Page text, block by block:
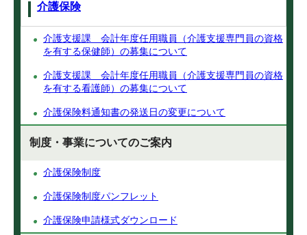
介護保険
介護支援課 会計年度任用職員（介護支援専門員の資格
を有する保健師）の募集について
介護支援課 会計年度任用職員（介護支援専門員の資格
を有する看護師）の募集について
介護保険料通知書の発送日の変更について
制度・事業についてのご案内
介護保険制度
介護保険制度パンフレット
介護保険申請様式ダウンロード